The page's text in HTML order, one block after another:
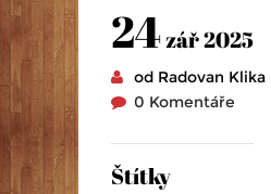
24zář 2025
od Radovan Klika
0 Komentáře
Štítky